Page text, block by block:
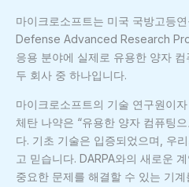
마이크로소프트는 미국 국방고등
Defense Advanced Research
응용 분야에 실제로 유용한 양자
두 회사 중 하나입니다.
마이크로소프트의 기술 연구원이
체탄 나약은 “유용한 양자 컴퓨팅
다. 기초 기술은 입증되었으며, 우
고 믿습니다. DARPA와의 새로운
중요한 문제를 해결할 수 있는 기